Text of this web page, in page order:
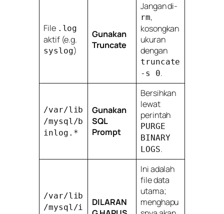
File .log
aktif (e.g.
syslog)
Gunakan
Truncate
Jangan di-
rm,
kosongkan
ukuran
dengan
truncate
-s 0.
/var/lib
/mysql/b
inlog.*
Gunakan
SQL
Prompt
Bersihkan
lewat
perintah
PURGE
BINARY
LOGS.
/var/lib
/mysql/i
DILARAN
Ini adalah
file data
utama;
menghapu